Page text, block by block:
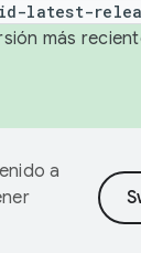
latest-
más
a